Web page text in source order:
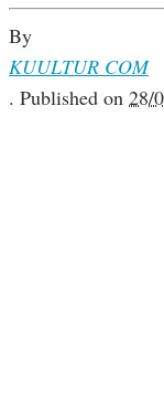
By
KUULTUR COM
. Published on 28/